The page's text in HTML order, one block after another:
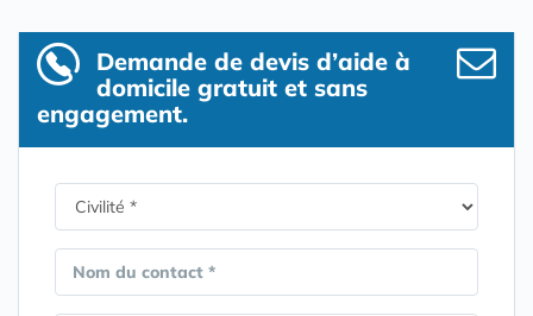
Demande de devis d’aide à
domicile gratuit et sans
engagement.
Nom du contact *